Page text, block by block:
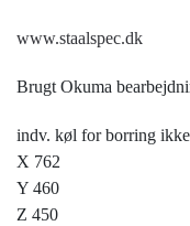
www.staalspec.dk
Brugt Okuma
indv. køl for borring
X 762
Y 460
Z 450